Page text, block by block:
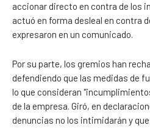
accionar directo en contra de los
actuó en forma desleal en contra
expresaron en un comunicado.
Por su parte, los gremios han
defendiendo que las medidas de
lo que consideran
de la empresa. Giró, en
denuncias no los intimidarán y